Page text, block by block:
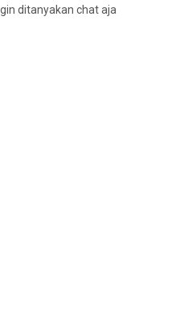
ditanyakan chat aja